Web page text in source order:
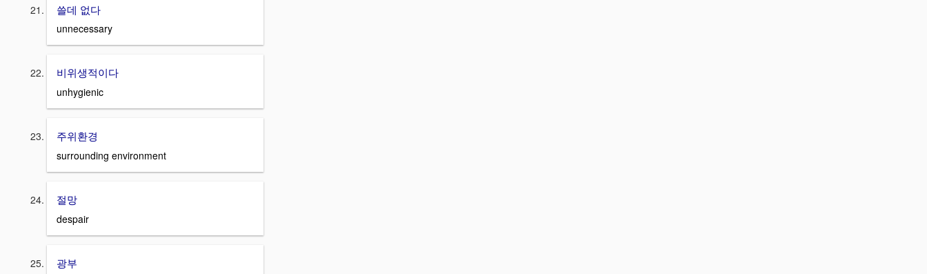
쓸데 없다
unnecessary
비위생적이다
unhygienic
주위환경
surrounding environment
절망
despair
광부